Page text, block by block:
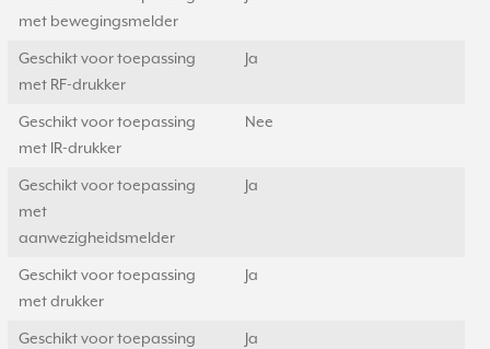
met bewegingsmelder
Geschikt voor toepassing
met RF-drukker
Ja
Geschikt voor toepassing
met IR-drukker
Nee
Geschikt voor toepassing
met
aanwezigheidsmelder
Ja
Geschikt voor toepassing
met drukker
Ja
Geschikt voor toepassing
Ja